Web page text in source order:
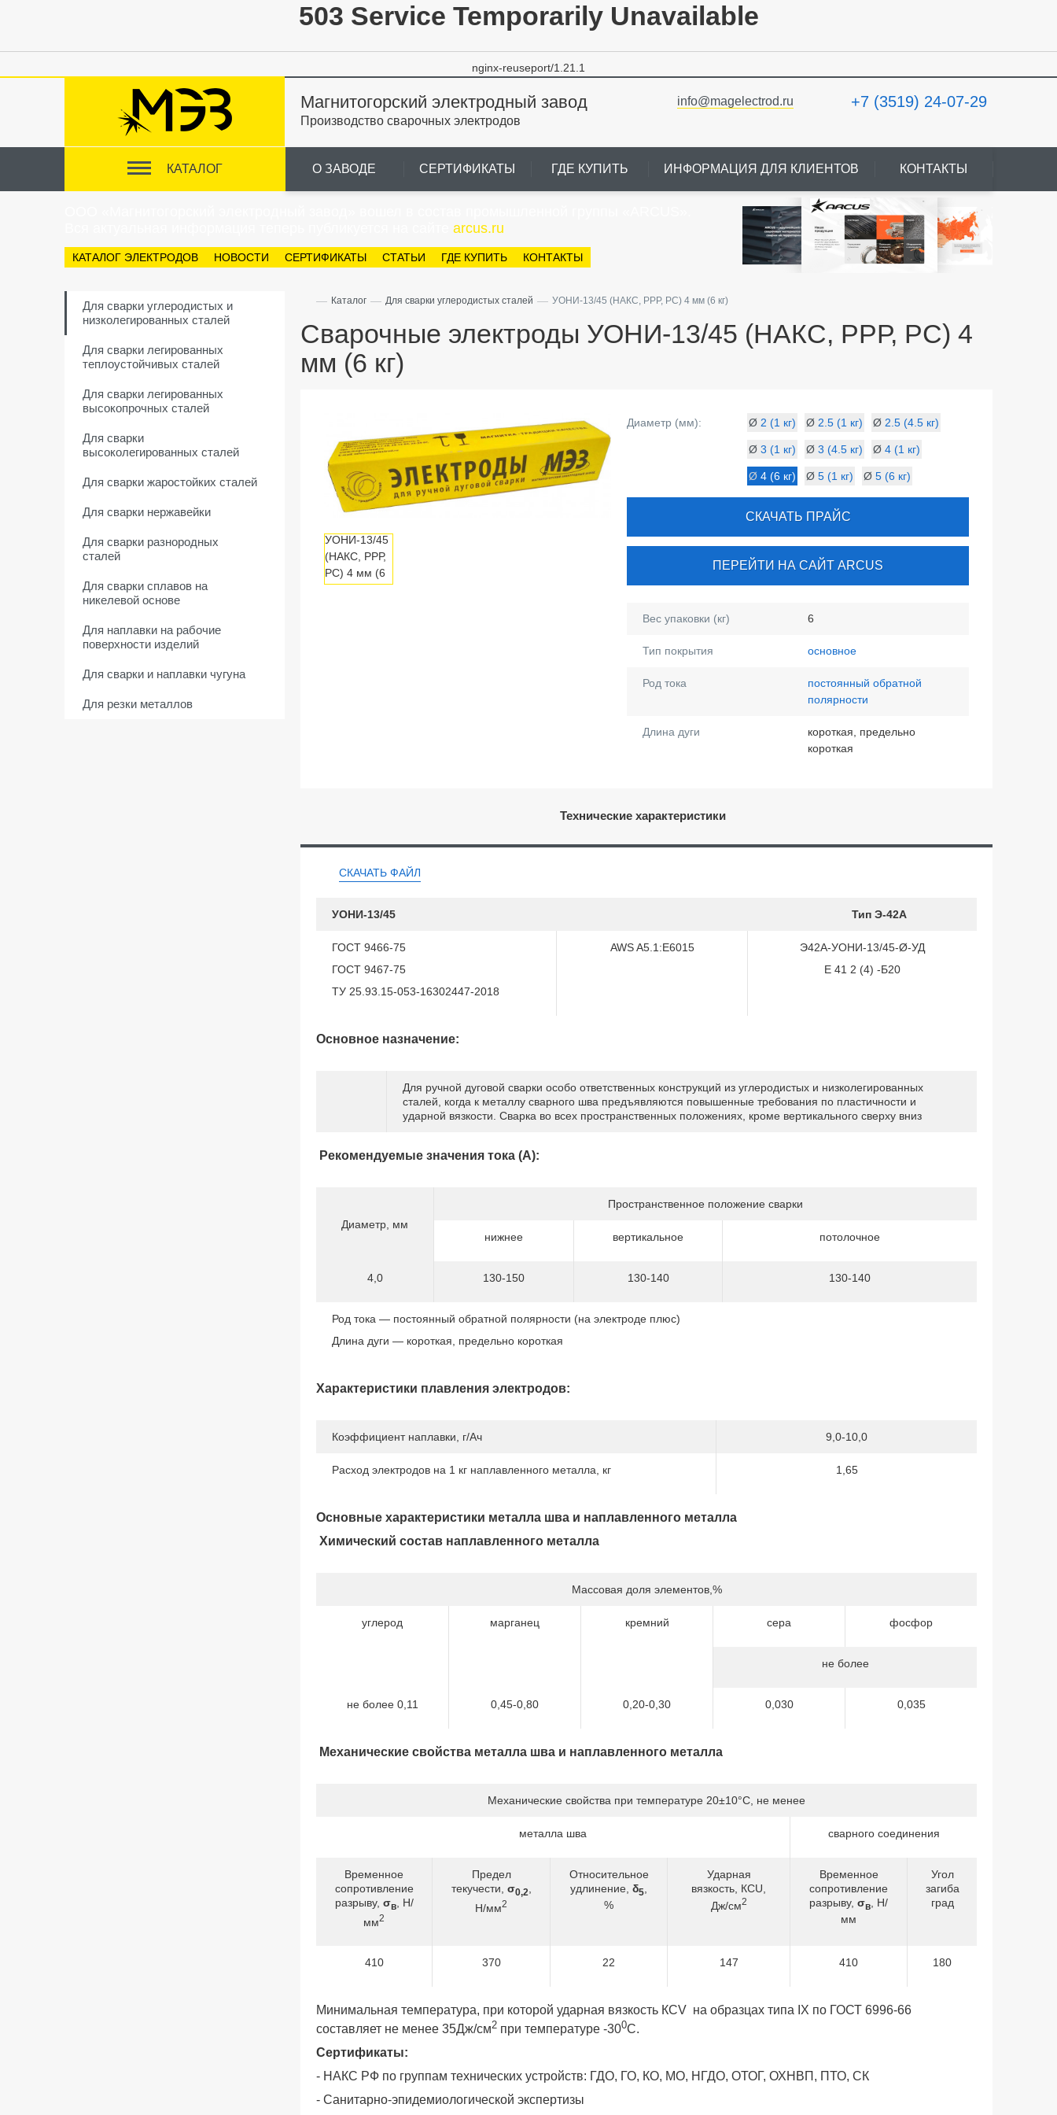
503 Service Temporarily Unavailable
nginx-reuseport/1.21.1
Магнитогорский электродный завод
Производство сварочных электродов
info@magelectrod.ru +7 (3519) 24-07-29
КАТАЛОГ О ЗАВОДЕ СЕРТИФИКАТЫ ГДЕ КУПИТЬ ИНФОРМАЦИЯ ДЛЯ КЛИЕНТОВ КОНТАКТЫ
arcus.ru
КАТАЛОГ ЭЛЕКТРОДОВ НОВОСТИ СЕРТИФИКАТЫ СТАТЬИ ГДЕ КУПИТЬ КОНТАКТЫ
Для сварки углеродистых и
низколегированных сталей
Для сварки легированных
теплоустойчивых сталей
Для сварки легированных
высокопрочных сталей
Для сварки
высоколегированных сталей
Для сварки жаростойких сталей
Для сварки нержавейки
Для сварки разнородных
сталей
Для сварки сплавов на
никелевой основе
Для наплавки на рабочие
поверхности изделий
Для сварки и наплавки чугуна
Для резки металлов
— Каталог — Для сварки углеродистых сталей — УОНИ-13/45 (НАКС, РРР, РС) 4 мм (6 кг)
Сварочные электроды УОНИ-13/45 (НАКС, РРР, РС) 4
мм (6 кг)
Диаметр (мм): Ø2 (1 кг) Ø2.5 (1 кг) Ø2.5 (4.5 кг)
Ø3 (1 кг) Ø3 (4.5 кг) Ø4 (1 кг)
Ø4 (6 кг) Ø5 (1 кг) Ø5 (6 кг)
СКАЧАТЬ ПРАЙС
ПЕРЕЙТИ НА САЙТ ARCUS
Вес упаковки (кг) 6
Тип покрытия основное
Род тока
постоянный обратной
полярности
Длина дуги
короткая, предельно
короткая
Технические характеристики
СКАЧАТЬ ФАЙЛ
УОНИ-13/45 Тип Э-42А
ГОСТ 9466-75
ГОСТ 9467-75
ТУ 25.93.15-053-16302447-2018
AWS A5.1:E6015
Э42А-УОНИ-13/45-Ø-УД
Е 41 2 (4) -Б20
Основное назначение:
Для ручной дуговой сварки особо ответственных конструкций из углеродистых и низколегированных
сталей, когда к металлу сварного шва предъявляются повышенные требования по пластичности и
ударной вязкости. Сварка во всех пространственных положениях, кроме вертикального сверху вниз
Рекомендуемые значения тока (А):
Диаметр, мм
Пространственное положение сварки
нижнее вертикальное потолочное
4,0 130-150 130-140 130-140
Род тока — постоянный обратной полярности (на электроде плюс)
Длина дуги — короткая, предельно короткая
Характеристики плавления электродов:
Коэффициент наплавки, г/Ач 9,0-10,0
Расход электродов на 1 кг наплавленного металла, кг 1,65
Основные характеристики металла шва и наплавленного металла
Химический состав наплавленного металла
Массовая доля элементов,%
углерод марганец кремний сера фосфор
не более
не более 0,11 0,45-0,80 0,20-0,30 0,030 0,035
Механические свойства металла шва и наплавленного металла
Механические свойства при температуре 20±10°С, не менее
металла шва сварного соединения
Временное
сопротивление
разрыву, σв, Н/
мм2
Предел
текучести, σ0,2
Н/мм2
Относительное
удлинение, δ5
%
Ударная
вязкость, КСU,
Дж/см2
Временное
сопротивление
разрыву, σв
, Н/
мм
Угол
загиба
град
410 370 22 147 410 180
Минимальная температура, при которой ударная вязкость КСV на образцах типа IX по ГОСТ 6996-66
составляет не менее 35Дж/см2 при температуре -300С.
Сертификаты:
- НАКС РФ по группам технических устройств: ГДО, ГО, КО, МО, НГДО, ОТОГ, ОХНВП, ПТО, СК
- Санитарно-эпидемиологической экспертизы